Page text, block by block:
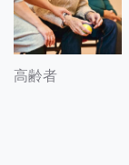
高齢者